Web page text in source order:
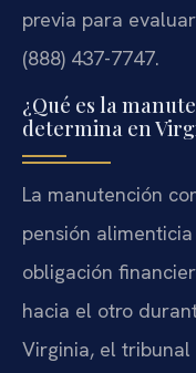
previa para
(888) 437-7747.
¿Qué es la
determina en
La manutención
pensión
obligación
hacia el otro
Virginia, el